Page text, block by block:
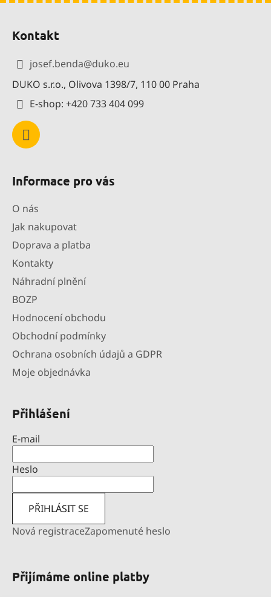
Kontakt
josef.benda@duko.eu
DUKO s.r.o., Olivova 1398/7, 110 00 Praha
E-shop: +420 733 404 099
Informace pro vás
O nás
Jak nakupovat
Doprava a platba
Kontakty
Náhradní plnění
BOZP
Hodnocení obchodu
Obchodní podmínky
Ochrana osobních údajů a GDPR
Moje objednávka
Přihlášení
E-mail
Heslo
PŘIHLÁSIT SE
Nová registraceZapomenuté heslo
Přijímáme online platby